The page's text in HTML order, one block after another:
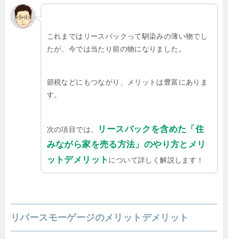
これまではリースバックって馴染みの薄い物でし
たが、今では当たり前の物になりました。
節税などにもつながり、メリットは豊富にありま
す。
次の項目では、
リースバックを含めた「住
みながら家を売る方法」のやり方とメリ
ットデメリット について詳しく解説します！
リバースモーゲージのメリットデメリット